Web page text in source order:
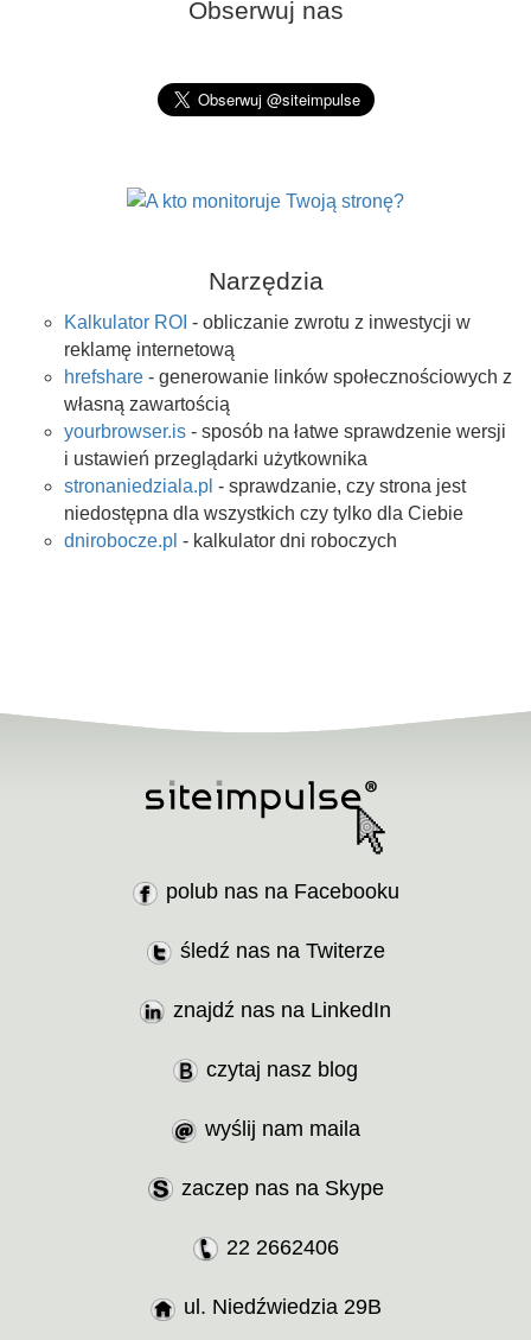
Obserwuj nas
Narzędzia
Kalkulator ROI - obliczanie zwrotu z inwestycji w
reklamę internetową
hrefshare - generowanie linków społecznościowych z
własną zawartością
yourbrowser.is - sposób na łatwe sprawdzenie wersji
i ustawień przeglądarki użytkownika
stronaniedziala.pl - sprawdzanie, czy strona jest
niedostępna dla wszystkich czy tylko dla Ciebie
dnirobocze.pl - kalkulator dni roboczych
polub nas na Facebooku
śledź nas na Twiterze
znajdź nas na LinkedIn
czytaj nasz blog
wyślij nam maila
zaczep nas na Skype
22 2662406
ul. Niedźwiedzia 29B